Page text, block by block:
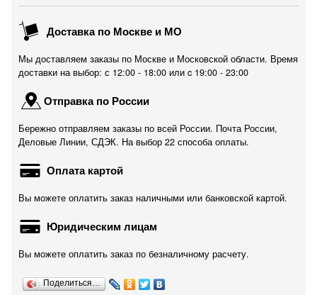
Доставка по Москве и МО
Мы доставляем заказы по Москве и Московской области. Время
доставки на выбор: с 12:00 - 18:00 или c 19:00 - 23:00
Отправка по России
Бережно отправляем заказы по всей России. Почта России,
Деловые Линии, СДЭК. На выбор 22 способа оплаты.
Оплата картой
Вы можете оплатить заказ наличными или банковской картой.
Юридическим лицам
Вы можете оплатить заказ по безналичному расчету.
Поделиться…